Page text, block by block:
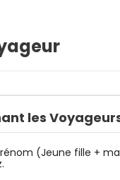
les
(Jeune fille +